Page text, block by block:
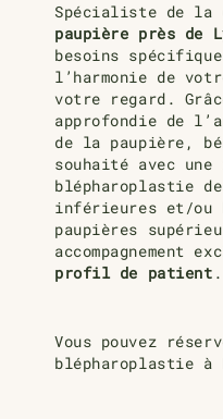
Spécialiste de la
paupière près de
besoins
l’harmonie de
votre regard.
approfondie de
de la paupière,
souhaité avec
blépharoplastie
inférieures et/ou
paupières
accompagnement
profil de patient .
Vous pouvez
blépharoplastie à